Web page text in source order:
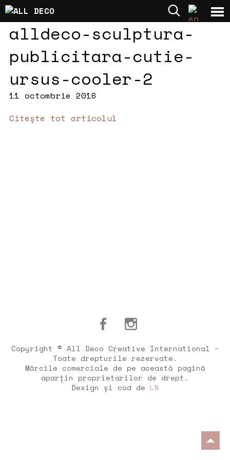
alldeco-sculptura-
publicitara-cutie-
ursus-cooler-2
11 octombrie 2016
Citește tot articolul
Copyright © All Deco Creative International ⁄
Toate drepturile rezervate.
Mărcile comerciale de pe această pagină
aparțin proprietarilor de drept.
Design și cod de LN